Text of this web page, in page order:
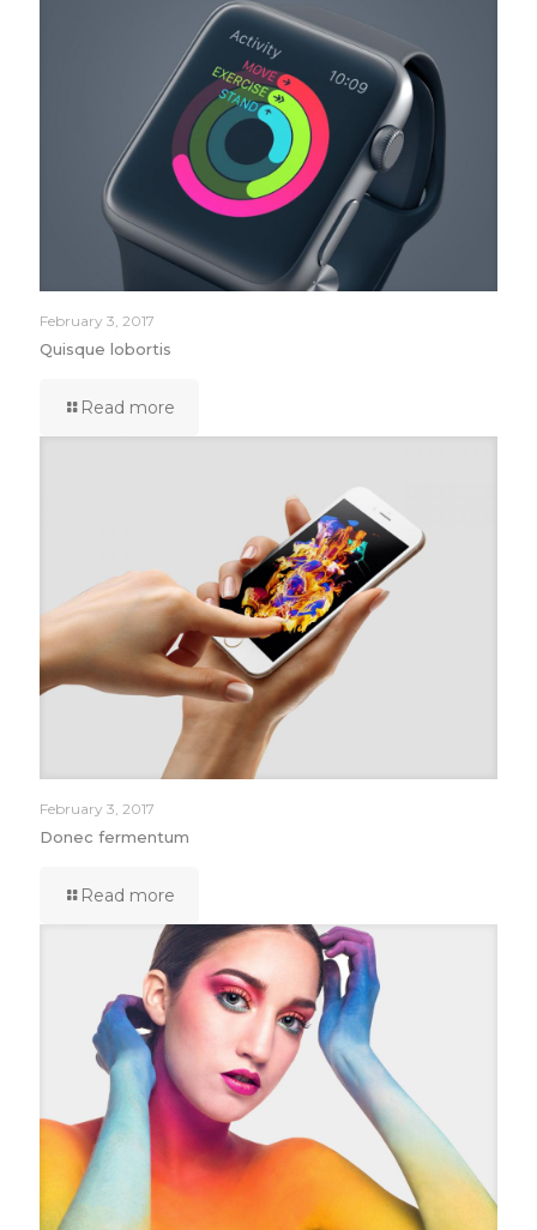
February 3, 2017
Quisque lobortis
Read more
February 3, 2017
Donec fermentum
Read more